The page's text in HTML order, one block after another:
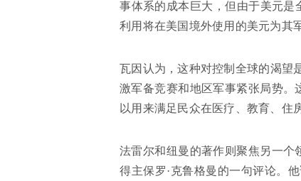
事体系的成本巨大，但由于美元是
利用将在美国境外使用的美元为其
瓦因认为，这种对控制全球的渴望
激军备竞赛和地区军事紧张局势。
以用来满足民众在医疗、教育、住
法雷尔和纽曼的著作则聚焦另一个
得主保罗·克鲁格曼的一句评论。